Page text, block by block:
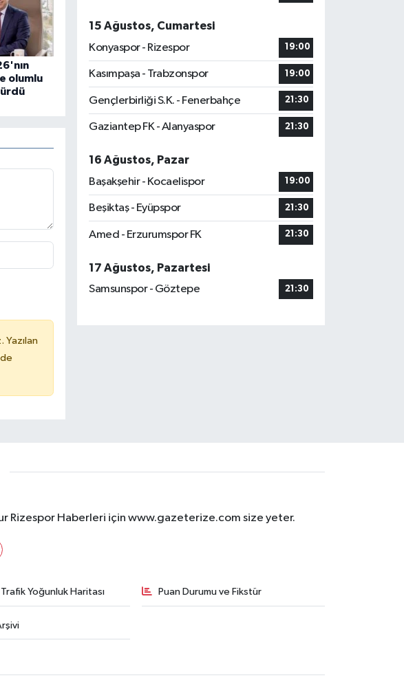
olumlu
Yazılan
15 Ağustos, Cumartesi
Konyaspor - Rizespor
19:00
Kasımpaşa - Trabzonspor 19:00
Gençlerbirliği S.K. - Fenerbahçe 21:30
Gaziantep FK - Alanyaspor 21:30
16 Ağustos, Pazar
Başakşehir - Kocaelispor
19:00
Beşiktaş - Eyüpspor 21:30
Amed - Erzurumspor FK 21:30
17 Ağustos, Pazartesi
Samsunspor - Göztepe
21:30
Rizespor Haberleri için www.gazeterize.com size yeter.
Yoğunluk Haritası Puan Durumu ve Fikstür